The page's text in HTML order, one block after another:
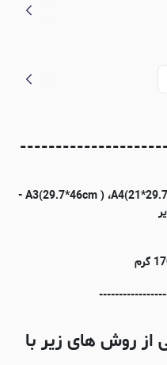
- سایز تصاویر: (A3(29.7*46cm ) ،A4(21*29.7 cm)،(A5(14.8*21cm -
از روش های زیر با